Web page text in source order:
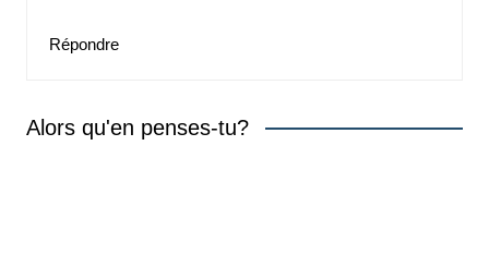
Répondre
Alors qu'en penses-tu?